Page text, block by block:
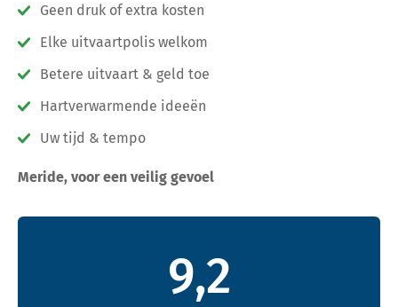
Geen druk of extra kosten
Elke uitvaartpolis welkom
Betere uitvaart & geld toe
Hartverwarmende ideeën
Uw tijd & tempo
Meride, voor een veilig gevoel
9,2